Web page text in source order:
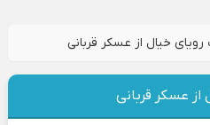
رویای خیال از عسکر قربانی
از عسکر قربانی